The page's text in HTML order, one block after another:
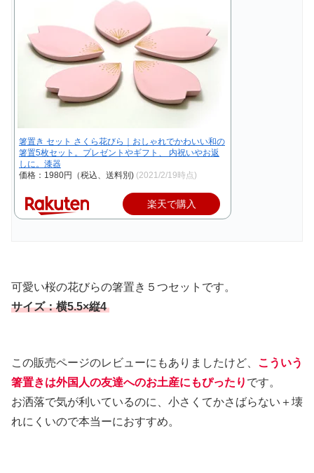
箸置き セット さくら花びら｜おしゃれでかわいい和の
箸置5枚セット。プレゼントやギフト、 内祝いやお返
しに。漆器
価格：1980円（税込、送料別) (2021/2/19時点)
楽天で購入
可愛い桜の花びらの箸置き５つセットです。
サイズ：横5.5×縦4
この販売ページのレビューにもありましたけど、 こういう
箸置きは外国人の友達へのお土産にもぴったり です。
お洒落で気が利いているのに、小さくてかさばらない＋壊
れにくいので本当ーにおすすめ。